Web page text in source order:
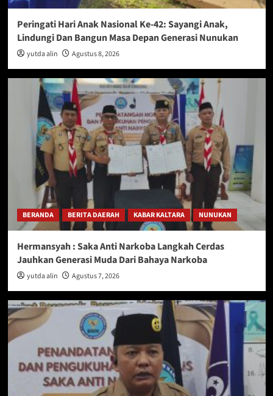
Peringati Hari Anak Nasional Ke-42: Sayangi Anak,
Lindungi Dan Bangun Masa Depan Generasi Nunukan
yutda alin Agustus 8, 2026
BERANDA BERITA DAERAH KABAR KALTARA NUNUKAN
Hermansyah : Saka Anti Narkoba Langkah Cerdas
Jauhkan Generasi Muda Dari Bahaya Narkoba
yutda alin Agustus 7, 2026